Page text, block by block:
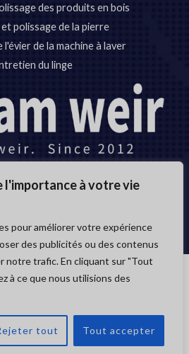
l'importance à votre vie
pour améliorer votre expérience
des publicités ou des contenus
notre trafic. En cliquant sur "Tout
à ce que nous utilisions des
tout Tout accepter
des produits en bois
polissage de la pierre
de la machine à laver
du linge
© 2012-2024
& Technology CO.,LTD
William weir Science & Technology
CHAT